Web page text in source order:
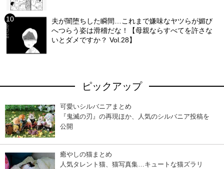
夫が闇堕ちした瞬間…これまで嫌味なヤツらが媚び
へつらう姿は滑稽だな！【母親ならすべてを許さな
いとダメですか？ Vol.28】
ピックアップ
可愛いシルバニアまとめ
『鬼滅の刃』の再現ほか、人気のシルバニア投稿を
公開
癒やしの猫まとめ
人気タレント猫、猫写真集…キュートな猫ズラリ